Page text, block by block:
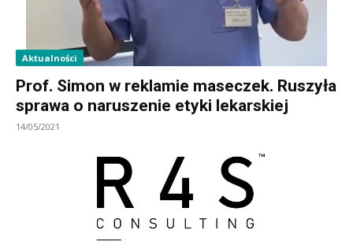
Aktualności
Prof. Simon w reklamie maseczek. Ruszyła
sprawa o naruszenie etyki lekarskiej
14/05/2021